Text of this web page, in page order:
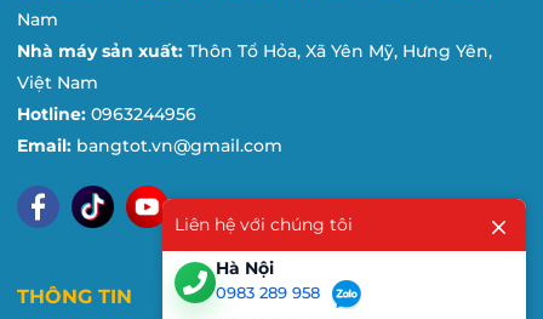
Nam
Nhà máy sản xuất: Thôn Tổ Hỏa, Xã Yên Mỹ, Hưng Yên,
Việt Nam
Hotline: 0963244956
Email: bangtot.vn@gmail.com
THÔNG TIN
Liên hệ với chúng tôi
Hà Nội
0983 289 958